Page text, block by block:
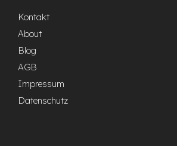
Kontakt
About
Blog
AGB
Impressum
Datenschutz